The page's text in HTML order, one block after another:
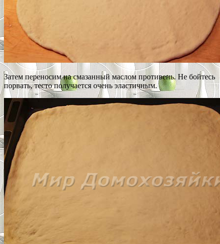
Затем переносим на смазанный маслом противень. Не бойтесь
порвать, тесто получается очень эластичным.